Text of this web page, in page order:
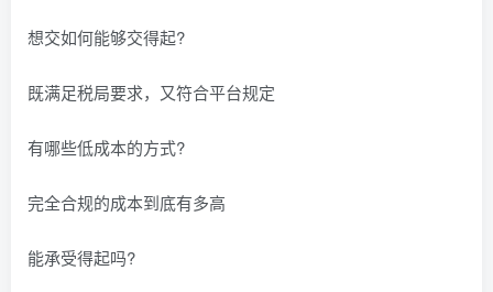
想交如何能够交得起?
既满足税局要求，又符合平台规定
有哪些低成本的方式?
完全合规的成本到底有多高
能承受得起吗?